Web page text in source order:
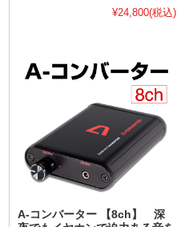
¥24,800(税込)
A-コンバーター 【8ch】 深